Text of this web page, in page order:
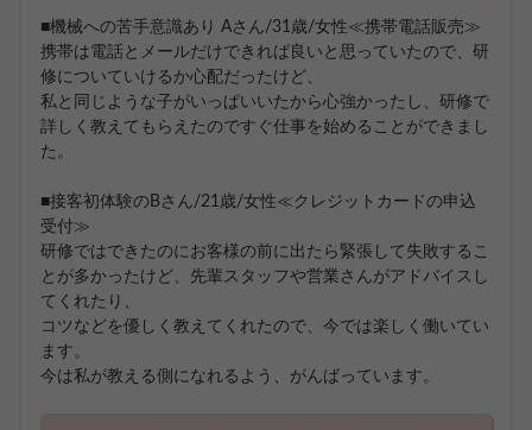
■機械への苦手意識あり Aさん/31歳/女性≪携帯電話販売≫
携帯は電話とメールだけできれば良いと思っていたので、研
修についていけるか心配だったけど、
私と同じような子がいっぱいいたから心強かったし、研修で
詳しく教えてもらえたのですぐ仕事を始めることができまし
た。
■接客初体験のBさん/21歳/女性≪クレジットカードの申込
受付≫
研修ではできたのにお客様の前に出たら緊張して失敗するこ
とが多かったけど、先輩スタッフや営業さんがアドバイスし
てくれたり、
コツなどを優しく教えてくれたので、今では楽しく働いてい
ます。
今は私が教える側になれるよう、がんばっています。